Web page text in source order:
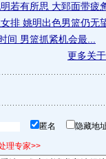
若有所思 大郅面带疲
排 姚明出色男篮仍无
间 男篮抓紧机会最...
更多关于
匿名 隐藏地
理专家>>